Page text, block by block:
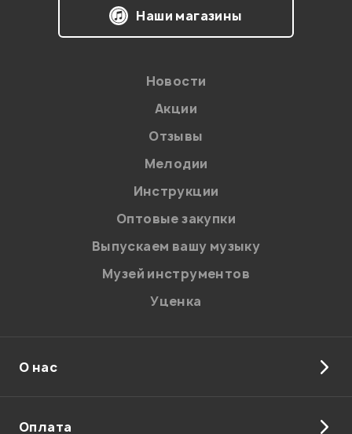
на обработку персональных данных в
Политикой в отношении обработки
персональных данных.
Введите проверочное число:
Отправить
Наши магазины
Новости
Акции
Отзывы
Мелодии
Инструкции
Оптовые закупки
Выпускаем вашу музыку
Музей инструментов
Уценка
О нас
Оплата